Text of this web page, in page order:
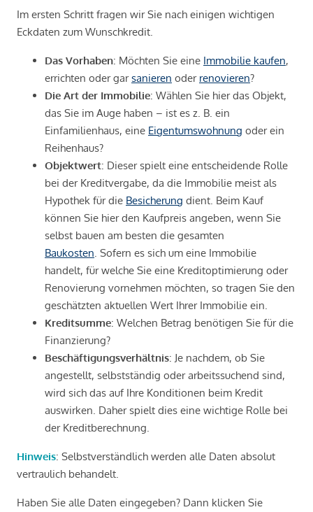
Im ersten Schritt fragen wir Sie nach einigen wichtigen
Eckdaten zum Wunschkredit.
Das Vorhaben: Möchten Sie eine Immobilie kaufen,
errichten oder garsanieren oder renovieren?
Die Art der Immobilie: Wählen Sie hier das Objekt,
das Sie im Auge haben – ist es z. B. ein
Einfamilienhaus, eine Eigentumswohnung oder ein
Reihenhaus?
Objektwert: Dieser spielt eine entscheidende Rolle
bei der Kreditvergabe, da die Immobilie meist als
Hypothek für die Besicherung dient. Beim Kauf
können Sie hier den Kaufpreis angeben, wenn Sie
selbst bauen am besten die gesamten
Baukosten . Sofern es sich um eine Immobilie
handelt, für welche Sie eine Kreditoptimierung oder
Renovierung vornehmen möchten, so tragen Sie den
geschätzten aktuellen Wert Ihrer Immobilie ein.
Kreditsumme: Welchen Betrag benötigen Sie für die
Finanzierung?
Beschäftigungsverhältnis: Je nachdem, ob Sie
angestellt, selbstständig oder arbeitssuchend sind,
wird sich das auf Ihre Konditionen beim Kredit
auswirken. Daher spielt dies eine wichtige Rolle bei
der Kreditberechnung.
Hinweis: Selbstverständlich werden alle Daten absolut
vertraulich behandelt.
Haben Sie alle Daten eingegeben? Dann klicken Sie